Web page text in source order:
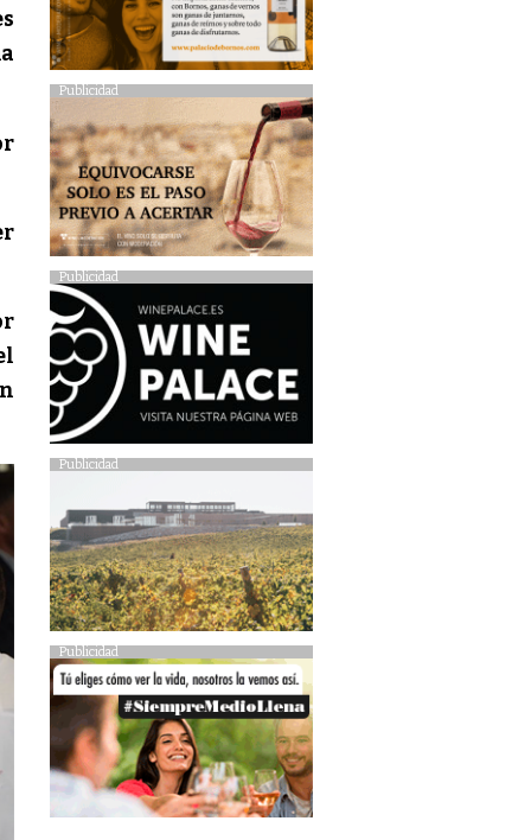
Publicidad
Publicidad
Publicidad
Publicidad